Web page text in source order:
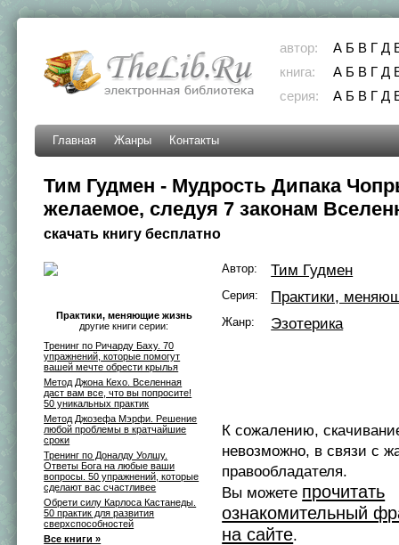
автор: А Б В Г Д
книга:
А Б В Г Д
серия:
А Б В Г Д
Главная Жанры Контакты
Тим Гудмен - Мудрость Дипака
желаемое, следуя 7 законам
скачать книгу бесплатно
Практики, меняющие жизнь
другие книги серии:
Тренинг по Ричарду Баху. 70
упражнений, которые помогут
вашей мечте обрести крылья
Метод Джона Кехо. Вселенная
даст вам все, что вы попросите!
50 уникальных практик
Метод Джозефа Мэрфи. Решение
любой проблемы в кратчайшие
сроки
Тренинг по Доналду Уолшу.
Ответы Бога на любые ваши
вопросы. 50 упражнений, которые
сделают вас счастливее
Обрети силу Карлоса Кастанеды.
50 практик для развития
сверxспособностей
Все книги »
Автор: Тим Гудмен
Серия: Практики,
Жанр: Эзотерика
К сожалению,
невозможно, в связи с
правообладателя.
Вы можете прочитать
ознакомительный
на сайте.